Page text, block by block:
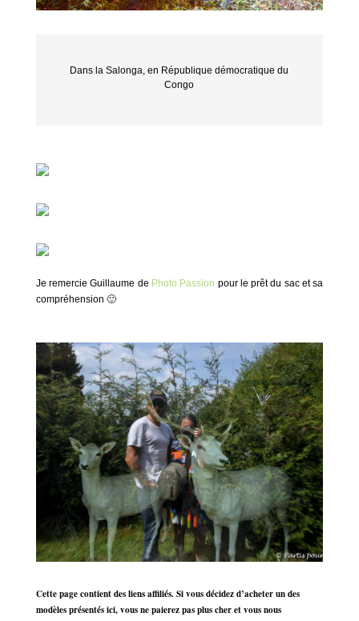
Dans la Salonga, en République démocratique du
Congo
Je remercie Guillaume de Photo Passion pour le prêt du sac et sa
compréhension 🙂
Cette page contient des liens affiliés. Si vous décidez d’acheter un des
modèles présentés ici, vous ne paierez pas plus cher et vous nous